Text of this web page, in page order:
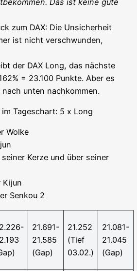
zum DAX: Die Unsi­cher­heit
ist nicht ver­schwun­den,
der DAX Long, das nächs­te
= 23.100 Punk­te. Aber es
unten nachkommen.
Tages­chart: 5 x Long
Wolke
Ker­ze und über sei­ner
Kijun
Sen­kou 2
21.691-
21.585
(Gap)
21.252
(Tief
03.02.)
21.081-
21.045
(Gap)